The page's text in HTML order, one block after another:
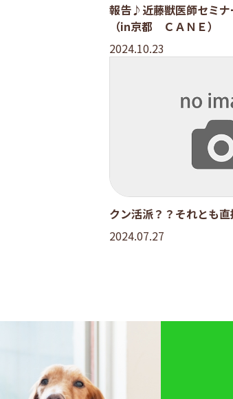
報告♪近藤獣医師セミナ
（in京都 ＣＡＮＥ）
2024.10.23
クン活派？？それとも直
2024.07.27